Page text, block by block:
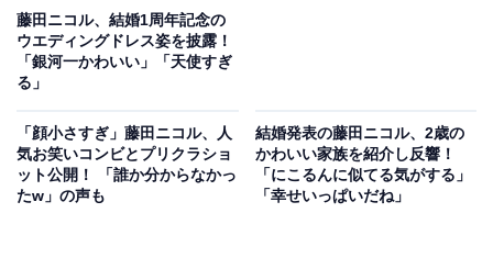
藤田ニコル、結婚1周年記念の
ウエディングドレス姿を披露！
「銀河一かわいい」「天使すぎ
る」
「顔小さすぎ」藤田ニコル、人
気お笑いコンビとプリクラショ
ット公開！ 「誰か分からなかっ
たw」の声も
結婚発表の藤田ニコル、2歳の
かわいい家族を紹介し反響！
「にこるんに似てる気がする」
「幸せいっぱいだね」